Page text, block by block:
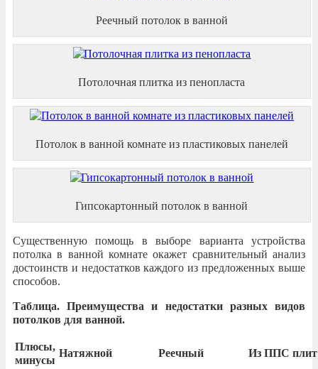
Реечный потолок в ванной
Потолочная плитка из пенопласта
Потолок в ванной комнате из пластиковых панелей
Гипсокартонный потолок в ванной
Существенную помощь в выборе варианта устройства
потолка в ванной комнате окажет сравнительный анализ
достоинств и недостатков каждого из предложенных выше
способов.
Таблица. Преимущества и недостатки разных видов
потолков для ванной.
Плюсы,
минусы
Натяжной Реечный Из ППС плит